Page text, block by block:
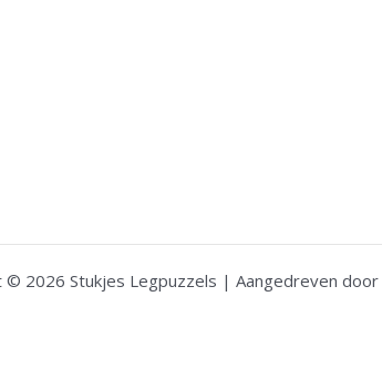
© 2026 Stukjes Legpuzzels | Aangedreven door